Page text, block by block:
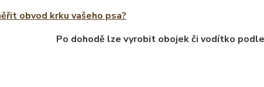
obvod krku vašeho psa?
Po dohodě lze vyrobit obojek či vodítko